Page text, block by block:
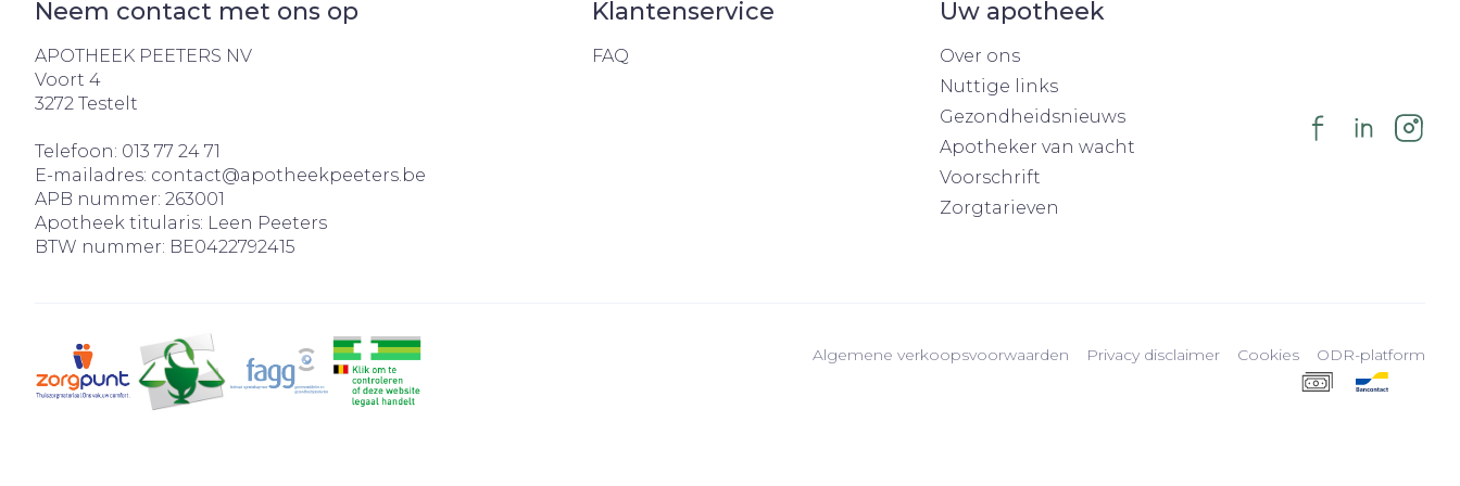
Neem contact met ons op
APOTHEEK PEETERS NV
Voort 4
3272 Testelt
Telefoon: 013 77 24 71
E-mailadres: contact@apotheekpeeters.be
APB nummer: 263001
Apotheek titularis: Leen Peeters
BTW nummer: BE0422792415
Klantenservice
FAQ
Uw apotheek
Over ons
Nuttige links
Gezondheidsnieuws
Apotheker van wacht
Voorschrift
Zorgtarieven
Algemene verkoopsvoorwaarden Privacy disclaimer Cookies ODR-platform